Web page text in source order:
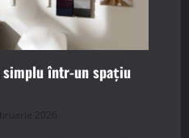
simplu într-un spațiu
2026